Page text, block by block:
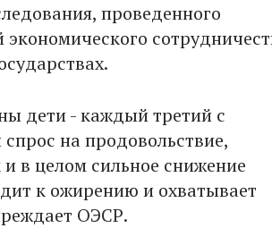
проведенного
дети - каждый третий с
на продовольствие,
в целом сильное снижение
к ожирению и охватывает
ОЭСР.